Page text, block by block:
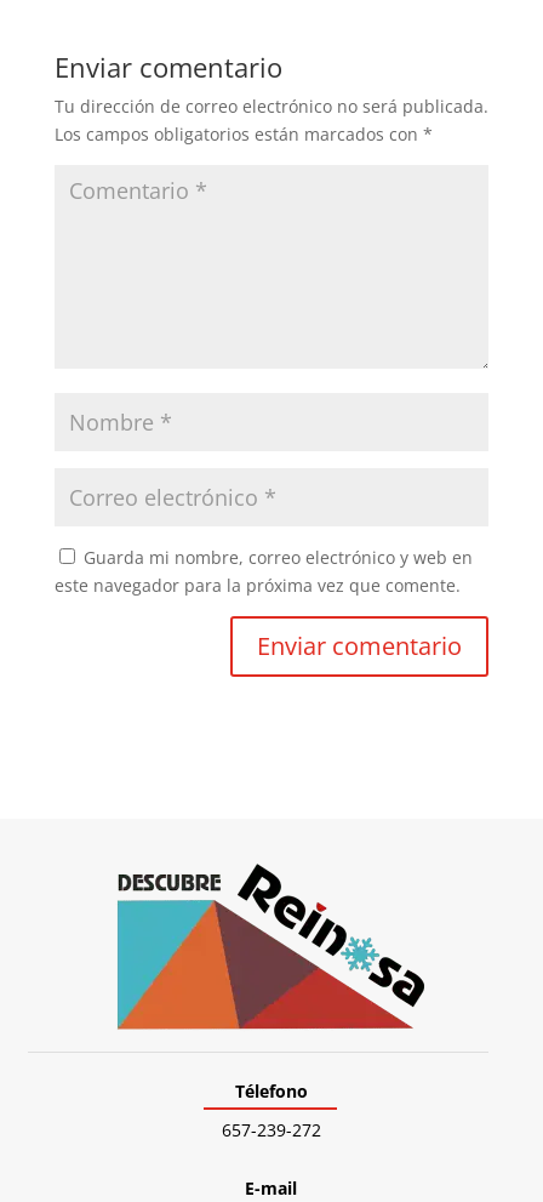
b
o
o
A
p
p
tir
Enviar comentario
Tu dirección de correo electrónico no será publicada.
Los campos obligatorios están marcados con *
Guarda mi nombre, correo electrónico y web en
este navegador para la próxima vez que comente.
Télefono
657-239-272
E-mail